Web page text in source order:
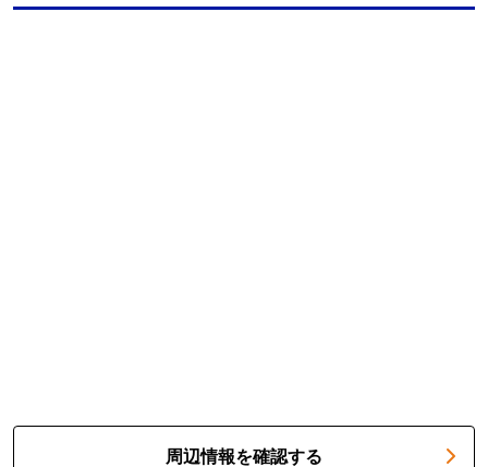
周辺情報を確認する